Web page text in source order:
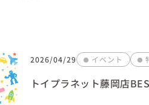
2026/04/29 イベント
トイプラネット藤岡店